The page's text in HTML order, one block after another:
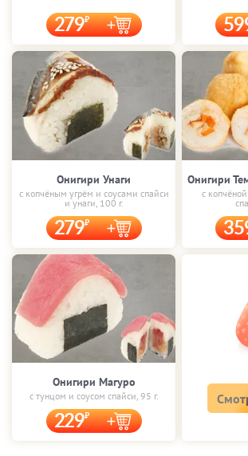
279
Онигири Унаги
с копчёным угрём и соусами спайси
и унаги, 100 г.
279
Онигири
с
Онигири Магуро
с тунцом и соусом спайси, 95 г.
229